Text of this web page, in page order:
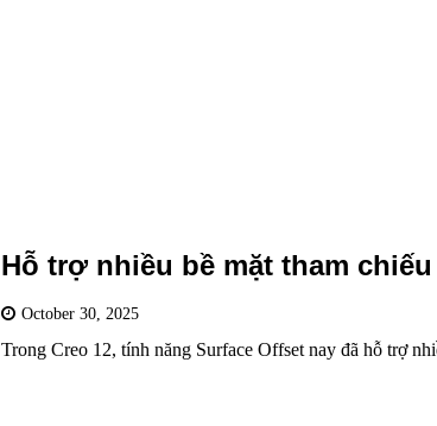
Hỗ trợ nhiều bề mặt tham
October 30, 2025
Trong Creo 12, tính năng Surface Offset nay đã hỗ trợ